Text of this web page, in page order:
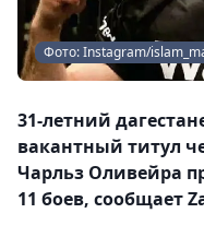
Фото: Instagram/
31-летний
вакантный титул
Чарльз Оливейра
11 боев, сообщает